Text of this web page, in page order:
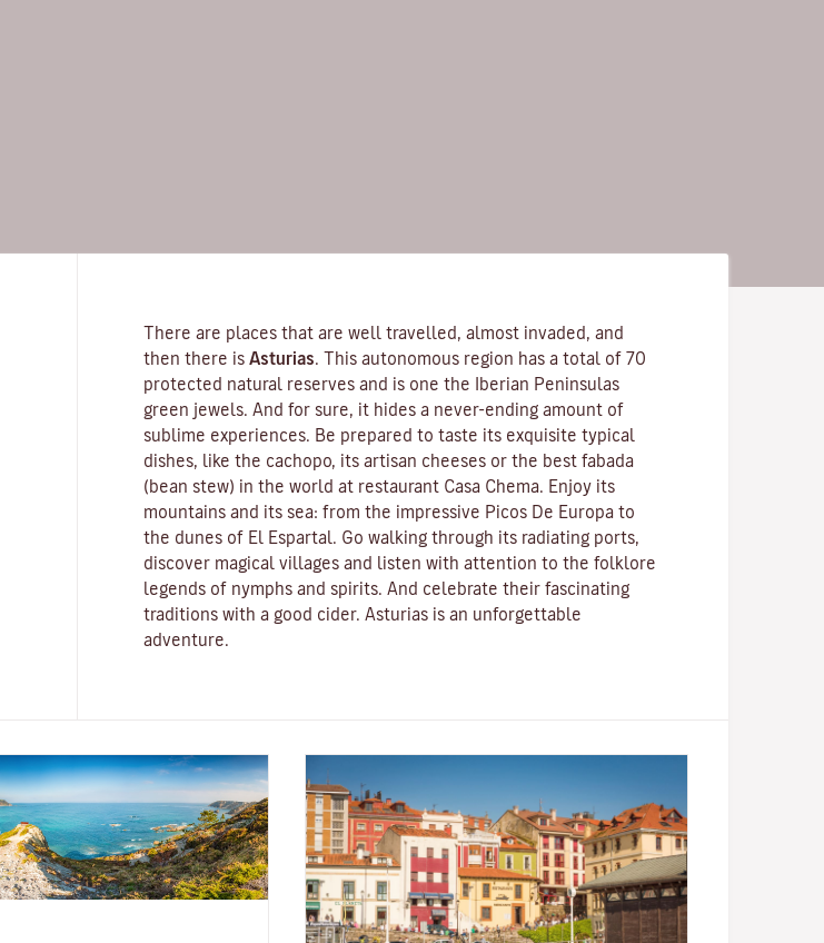
There are places that are well travelled, almost invaded, and
then there is Asturias . This autonomous region has a total of 70
protected natural reserves and is one the Iberian Peninsulas
green jewels. And for sure, it hides a never-ending amount of
sublime experiences. Be prepared to taste its exquisite typical
dishes, like the cachopo, its artisan cheeses or the best fabada
(bean stew) in the world at restaurant Casa Chema. Enjoy its
mountains and its sea: from the impressive Picos De Europa to
the dunes of El Espartal. Go walking through its radiating ports,
discover magical villages and listen with attention to the folklore
legends of nymphs and spirits. And celebrate their fascinating
traditions with a good cider. Asturias is an unforgettable
adventure.